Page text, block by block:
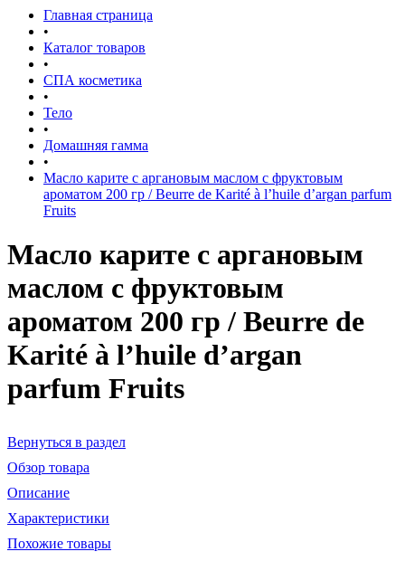
Главная страница
•
Каталог товаров
•
СПА косметика
•
Тело
•
Домашняя гамма
•
Масло карите с аргановым маслом с фруктовым
ароматом 200 гр / Beurre de Karité à l’huile d’argan parfum
Fruits
Масло карите с аргановым
маслом с фруктовым
ароматом 200 гр / Beurre de
Karité à l’huile d’argan
parfum Fruits
Вернуться в раздел
Обзор товара
Описание
Характеристики
Похожие товары